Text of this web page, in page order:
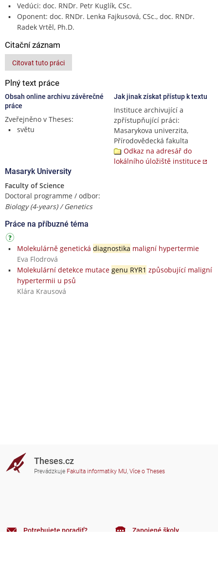
Vedúci: doc. RNDr. Petr Kuglík, CSc.
Oponent: doc. RNDr. Lenka Fajkusová, CSc., doc. RNDr.
Radek Vrtěl, Ph.D.
Citační záznam
Citovat tuto práci
Plný text práce
Obsah online archivu závěrečné
práce
Zveřejněno v Theses:
světu
Jak jinak získat přístup k textu
Instituce archivující a
zpřístupňující práci:
Masarykova univerzita,
Přírodovědecká fakulta
Odkaz na adresář do
lokálního úložiště instituce
Masaryk University
Faculty of Science
Doctoral programme / odbor:
Biology (4-years) / Genetics
Práce na příbuzné téma
Molekulárně genetická diagnostika maligní hypertermie
Eva Flodrová
Molekulární detekce mutace genu RYR1 způsobující maligní
hypertermii u psů
Klára Krausová
Theses.cz
Prevádzkuje Fakulta informatiky MU, Více o Theses
Potrebujete poradiť? Zapojené školy